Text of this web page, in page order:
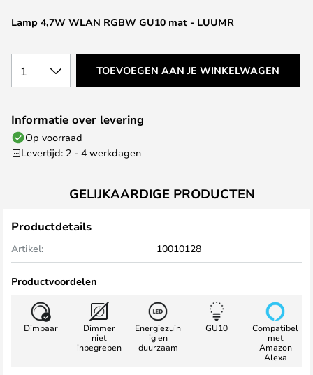
afbeeldingen-
Lamp 4,7W WLAN RGBW GU10 mat - LUUMR
1 TOEVOEGEN AAN JE WINKELWAGEN
Informatie over levering
Op voorraad
Levertijd: 2 - 4 werkdagen
GELIJKAARDIGE PRODUCTEN
Productdetails
Artikel: 10010128
Productvoordelen
Dimbaar
Dimmer
niet
inbegrepen
Energiezuin
ig en
duurzaam
GU10
Compatibel
met
Amazon
Alexa